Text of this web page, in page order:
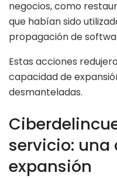
negocios, como
que habían sido
propagación de
Estas acciones
capacidad de
desmanteladas.
servicio: una
expansión